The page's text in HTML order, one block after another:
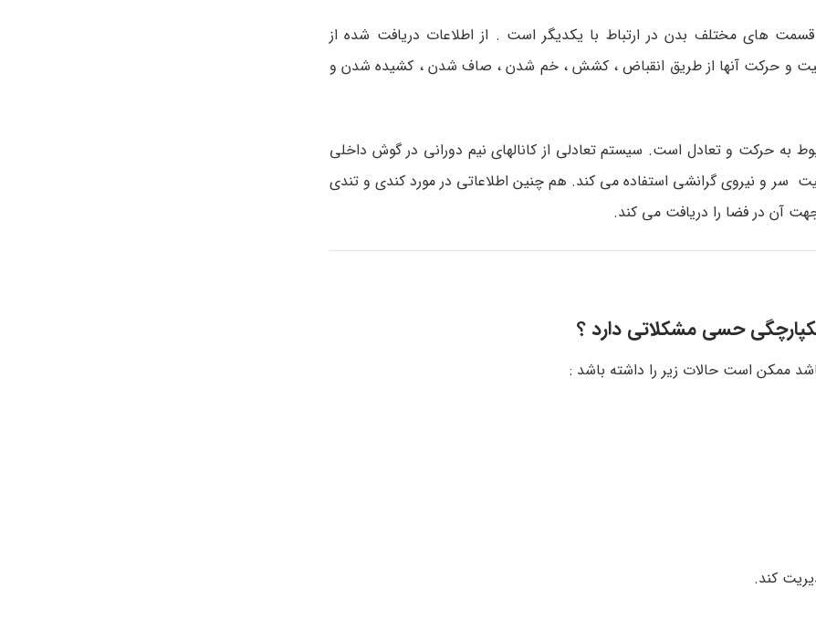
های مختلف بدن در ارتباط با یکدیگر است . از اطلاعات دریافت شده از
و حرکت آنها از طریق انقباض ، کشش ، خم شدن ، صاف شدن ، کشیده شدن و
به حرکت و تعادل است. سیستم تعادلی از کانالهای نیم دورانی در گوش داخلی
سر و نیروی گرانشی استفاده می کند. هم چنین اطلاعاتی در مورد کندی و تندی
آن در فضا را دریافت می کند.
حسی مشکلاتی دارد ؟
ممکن است حالات زیر را داشته باشد :
کند.